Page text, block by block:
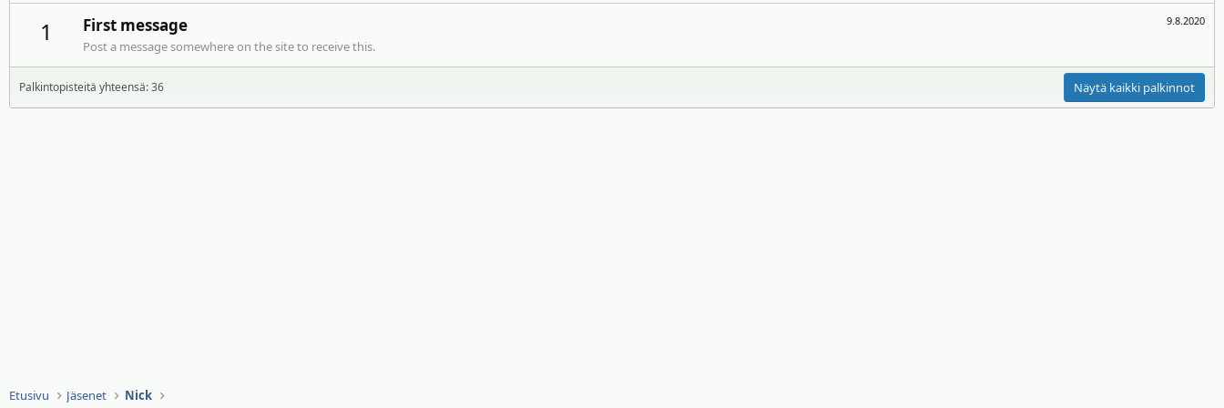
1 9.8.2020
First message
Post a message somewhere on the site to receive this.
Palkintopisteitä yhteensä: 36 Näytä kaikki palkinnot
Etusivu Jäsenet Nick